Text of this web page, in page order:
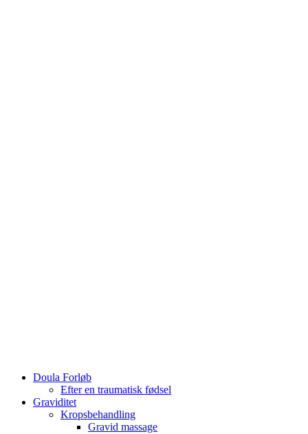
Doula Forløb
Efter en traumatisk fødsel
Graviditet
Kropsbehandling
Gravid massage